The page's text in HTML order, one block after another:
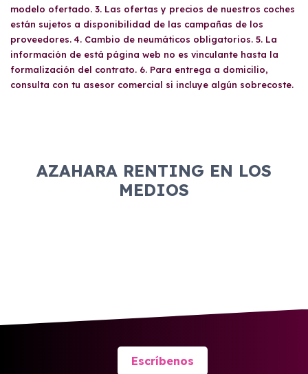
modelo ofertado. 3. Las ofertas y precios de nuestros coches
están sujetos a disponibilidad de las campañas de los
proveedores. 4. Cambio de neumáticos obligatorios. 5. La
información de está página web no es vinculante hasta la
formalización del contrato. 6. Para entrega a domicilio,
consulta con tu asesor comercial si incluye algún sobrecoste.
AZAHARA RENTING EN LOS
MEDIOS
Escríbenos